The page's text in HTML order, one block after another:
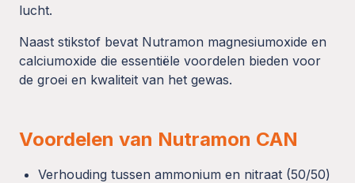
lucht.
Naast stikstof bevat Nutramon magnesiumoxide en
calciumoxide die essentiële voordelen bieden voor
de groei en kwaliteit van het gewas.
Voordelen van Nutramon CAN
Verhouding tussen ammonium en nitraat (50/50)